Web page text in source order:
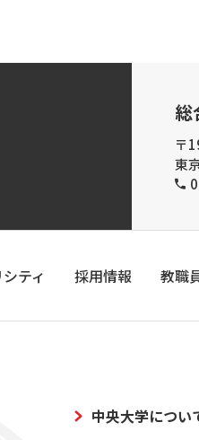
総
〒
東
ティ 採用情報 教職
中央大学につい